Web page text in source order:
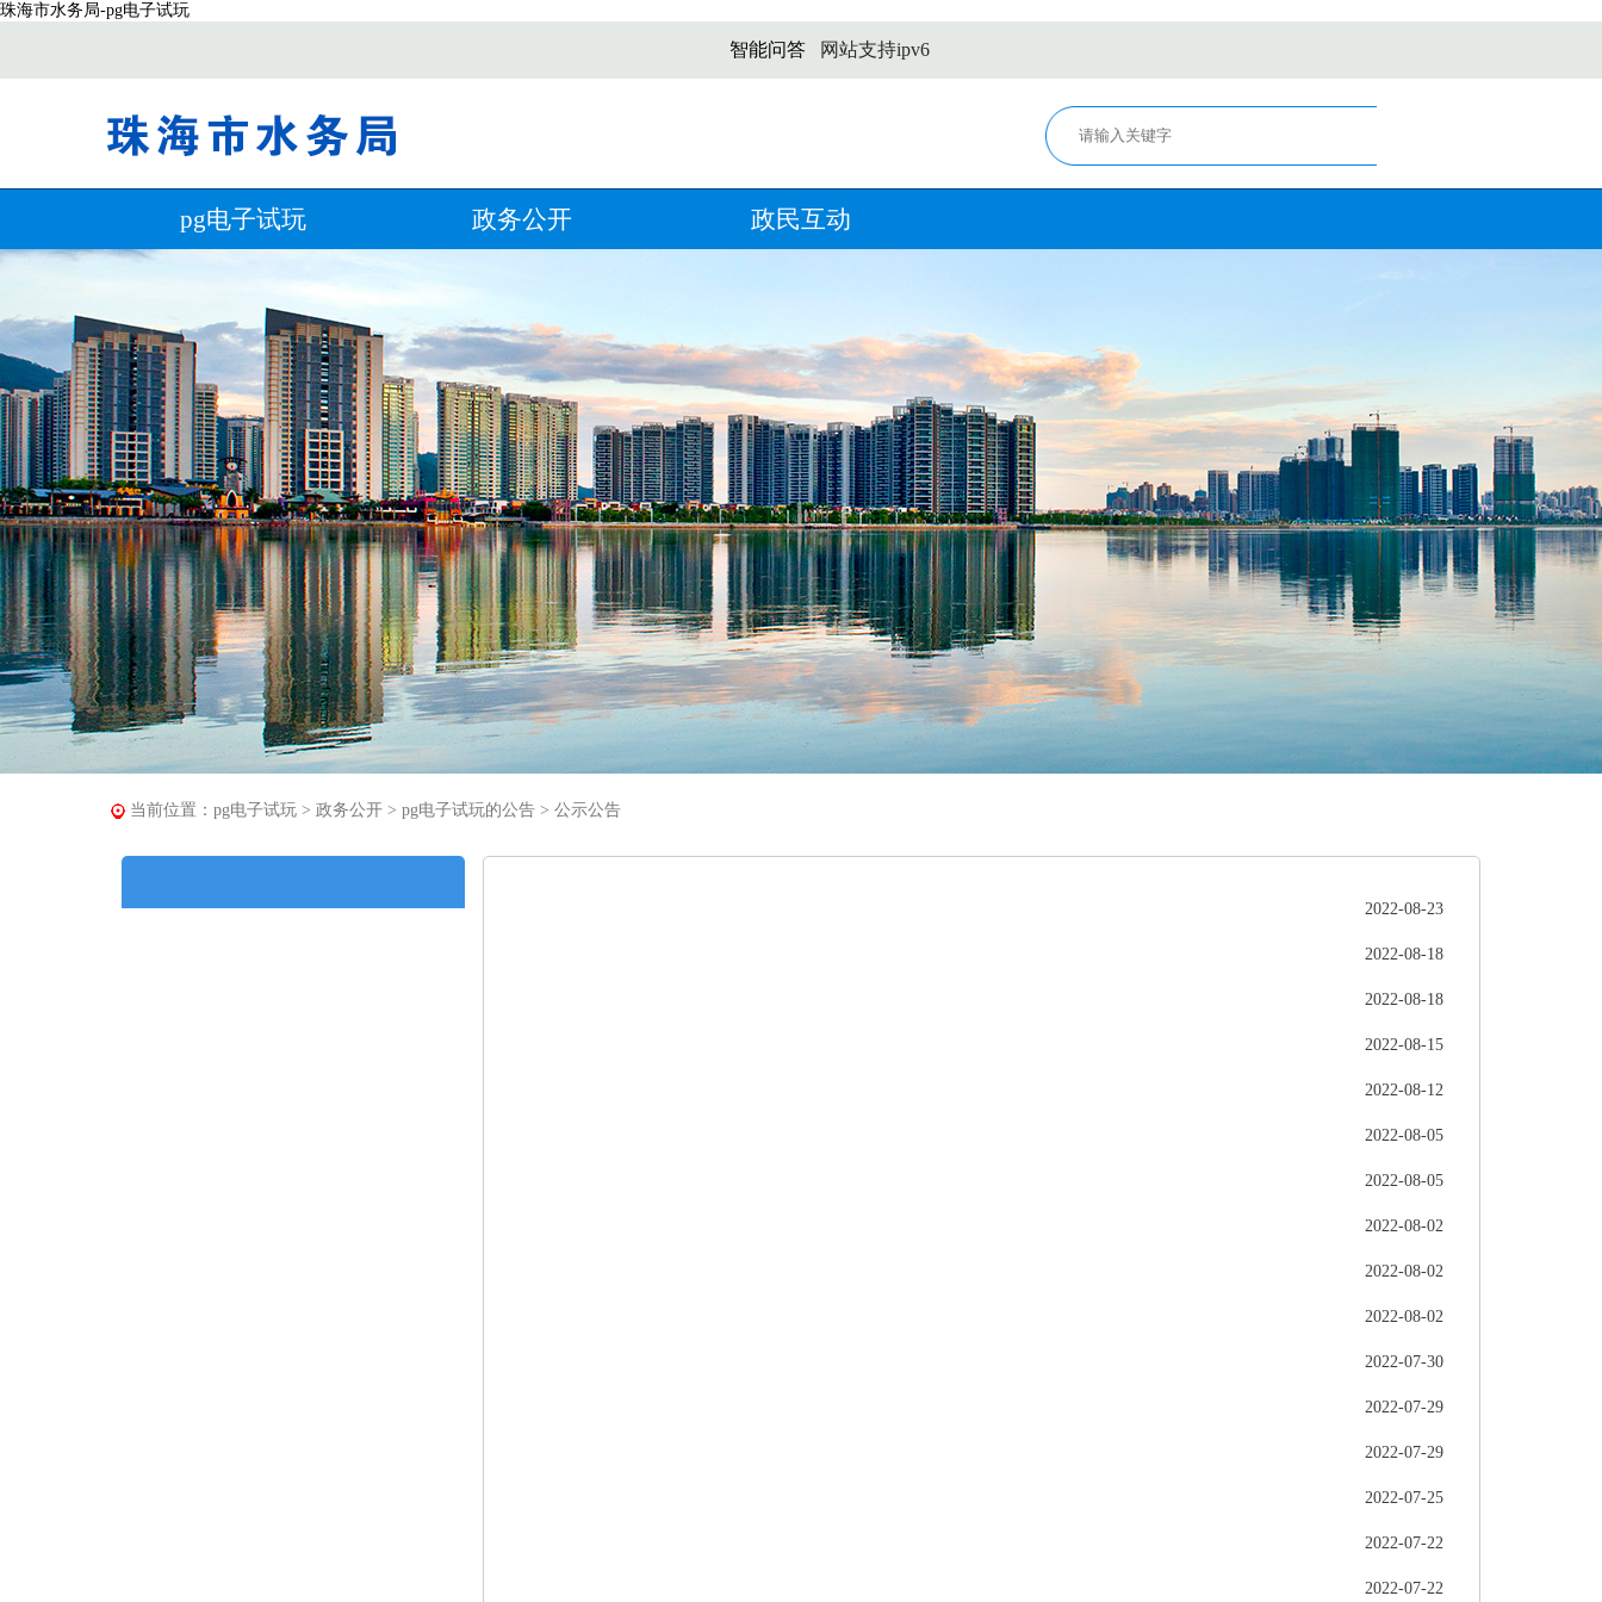
珠海市水务局-pg电子试玩
智能问答 网站支持ipv6
pg电子试玩 政务公开 政民互动
当前位置： pg电子试玩 > 政务公开 > pg电子试玩的公告 > 公示公告
2022-08-23
2022-08-18
2022-08-18
2022-08-15
2022-08-12
2022-08-05
2022-08-05
2022-08-02
2022-08-02
2022-08-02
2022-07-30
2022-07-29
2022-07-29
2022-07-25
2022-07-22
2022-07-22